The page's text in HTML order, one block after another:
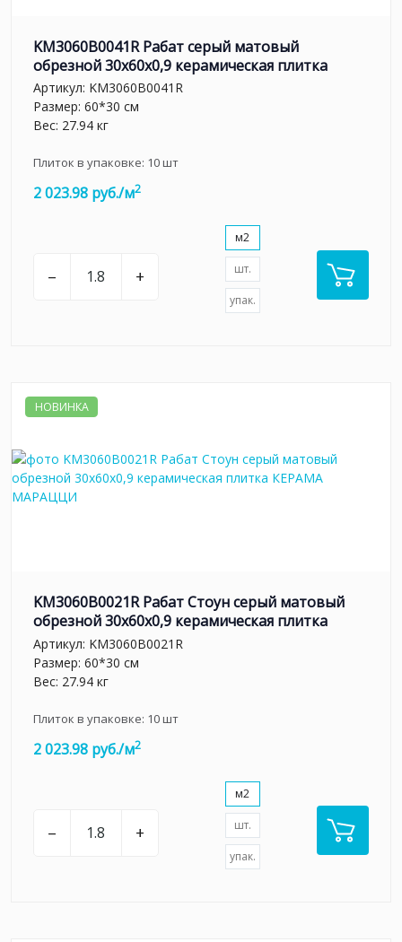
KM3060B0041R Рабат серый матовый
обрезной 30x60x0,9 керамическая плитка
Артикул: KM3060B0041R
Размер: 60*30 см
Вес: 27.94 кг
Плиток в упаковке: 10шт
2 023.98 руб./м2
– +
м2
шт.
упак.
НОВИНКА
KM3060B0021R Рабат Стоун серый матовый
обрезной 30x60x0,9 керамическая плитка
Артикул: KM3060B0021R
Размер: 60*30 см
Вес: 27.94 кг
Плиток в упаковке: 10шт
2 023.98 руб./м2
– +
м2
шт.
упак.